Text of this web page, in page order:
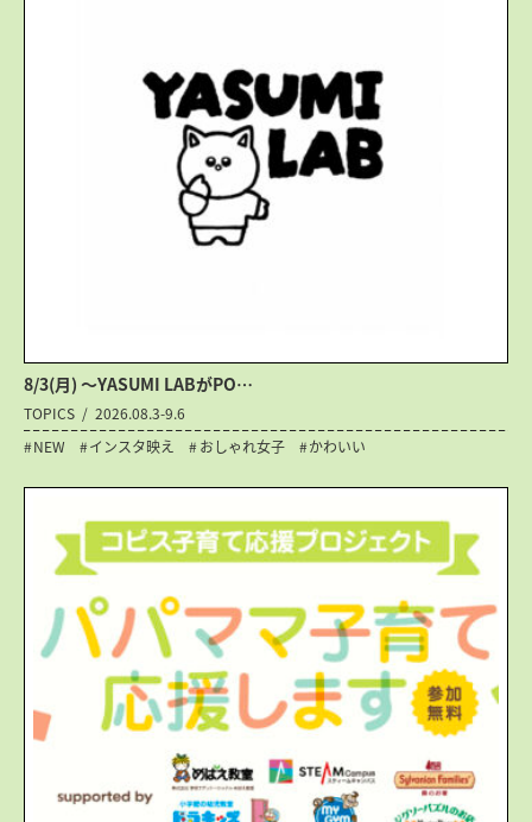
8/3(月) 〜YASUMI LABがPO…
TOPICS
2026.08.3-9.6
NEW
インスタ映え おしゃれ女子 かわいい